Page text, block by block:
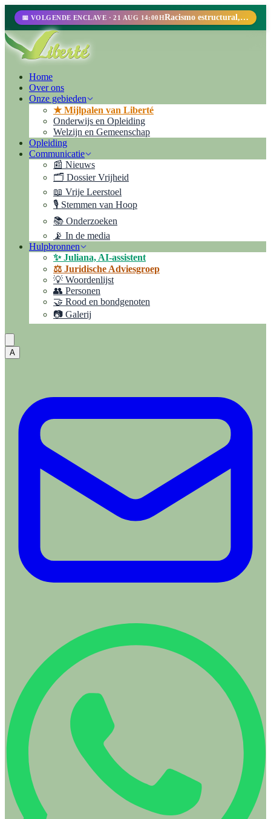
📅 VOLGENDE ENCLAVE · 21 AUG 14:00H Racismo estructural, perfilamiento racial y abolicionismo carcelario.
Home
Over ons
Onze gebieden
★ Mijlpalen van Liberté
Onderwijs en Opleiding
Welzijn en Gemeenschap
Opleiding
Communicatie
📰 Nieuws
🗂️ Dossier Vrijheid
📖 Vrije Leerstoel
🎙️ Stemmen van Hoop
📚 Onderzoeken
📡 In de media
Hulpbronnen
✨ Juliana, AI-assistent
⚖️ Juridische Adviesgroep
💡 Woordenlijst
👥 Personen
🤝 Rood en bondgenoten
📷 Galerij
A